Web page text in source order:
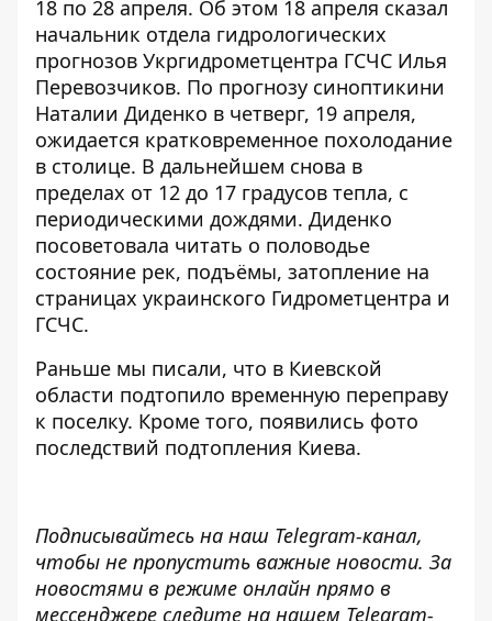
18 по 28 апреля. Об этом 18 апреля сказал
начальник отдела гидрологических
прогнозов Укргидрометцентра ГСЧС Илья
Перевозчиков. По прогнозу синоптикини
Наталии Диденко в четверг, 19 апреля,
ожидается кратковременное похолодание
в столице. В дальнейшем снова в
пределах от 12 до 17 градусов тепла, с
периодическими дождями. Диденко
посоветовала читать о половодье
состояние рек, подъёмы, затопление на
страницах украинского Гидрометцентра и
ГСЧС.
Раньше мы писали, что в Киевской
области подтопило временную переправу
к поселку. Кроме того, появились фото
последствий подтопления Киева.
Подписывайтесь на наш Telegram-канал,
чтобы не пропустить важные новости. За
новостями в режиме онлайн прямо в
мессенджере следите на нашем Telegram-